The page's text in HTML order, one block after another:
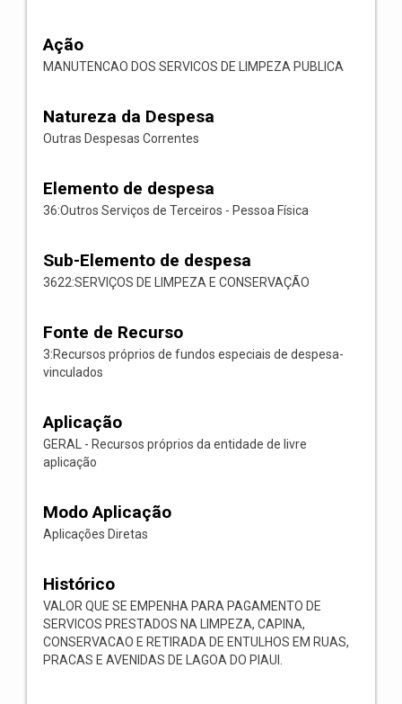
Ação
MANUTENCAO DOS SERVICOS DE LIMPEZA PUBLICA
Natureza da Despesa
Outras Despesas Correntes
Elemento de despesa
36:Outros Serviços de Terceiros - Pessoa Física
Sub-Elemento de despesa
3622:SERVIÇOS DE LIMPEZA E CONSERVAÇÃO
Fonte de Recurso
3:Recursos próprios de fundos especiais de despesa-
vinculados
Aplicação
GERAL - Recursos próprios da entidade de livre
aplicação
Modo Aplicação
Aplicações Diretas
Histórico
VALOR QUE SE EMPENHA PARA PAGAMENTO DE
SERVICOS PRESTADOS NA LIMPEZA, CAPINA,
CONSERVACAO E RETIRADA DE ENTULHOS EM RUAS,
PRACAS E AVENIDAS DE LAGOA DO PIAUI.